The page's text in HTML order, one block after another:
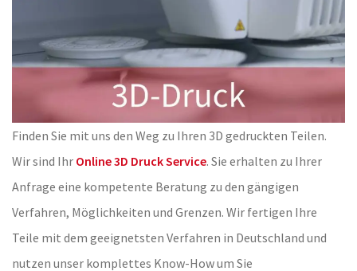
Finden Sie mit uns den Weg zu Ihren 3D gedruckten Teilen.
Wir sind Ihr Online 3D Druck Service. Sie erhalten zu Ihrer
Anfrage eine kompetente Beratung zu den gängigen
Verfahren, Möglichkeiten und Grenzen. Wir fertigen Ihre
Teile mit dem geeignetsten Verfahren in Deutschland und
nutzen unser komplettes Know-How um Sie